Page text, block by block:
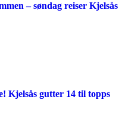
– søndag reiser
Kjelsås gutter 14 til topps